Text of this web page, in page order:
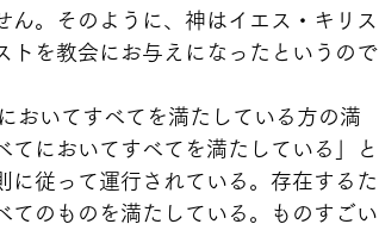
。そのように、神はイエス・キリス
トを教会にお与えになったというので
おいてすべてを満たしている方の満
においてすべてを満たしている」と
に従って運行されている。存在するた
てのものを満たしている。ものすごい